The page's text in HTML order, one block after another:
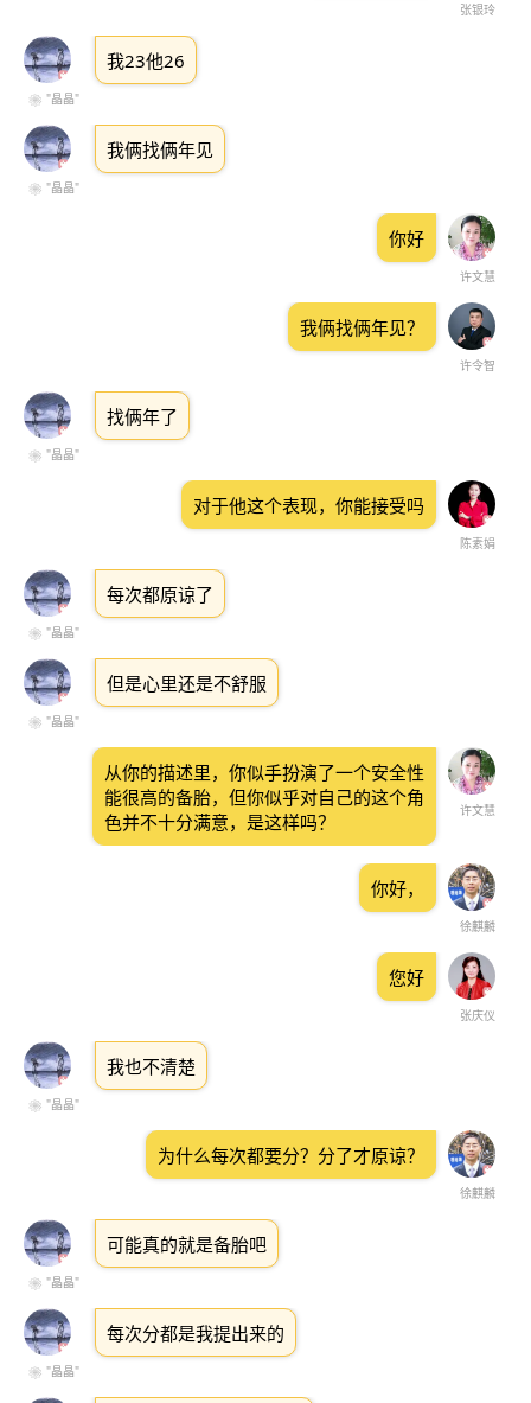
张银玲
❀ "晶晶"
我23他26
❀ "晶晶"
我俩找俩年见
许文慧
你好
许令智
我俩找俩年见？
❀ "晶晶"
找俩年了
陈素娟
对于他这个表现，你能接受吗
❀ "晶晶"
每次都原谅了
❀ "晶晶"
但是心里还是不舒服
许文慧
从你的描述里，你似手扮演了一个安全性
能很高的备胎，但你似乎对自己的这个角
色并不十分满意，是这样吗？
徐麒麟
你好，
张庆仪
您好
❀ "晶晶"
我也不清楚
徐麒麟
为什么每次都要分？分了才原谅？
❀ "晶晶"
可能真的就是备胎吧
❀ "晶晶"
每次分都是我提出来的